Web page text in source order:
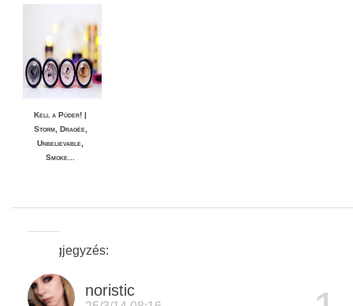
Kell a Púder! |
Storm, Dragée,
Unbelievable,
Smoke...
2 Megjegyzés:
noristic